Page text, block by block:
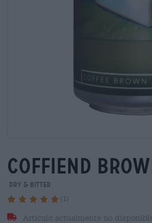
coffiend
Dry & Bitter
(1)
Artículo actualmente no